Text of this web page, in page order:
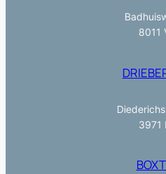
8011
3971